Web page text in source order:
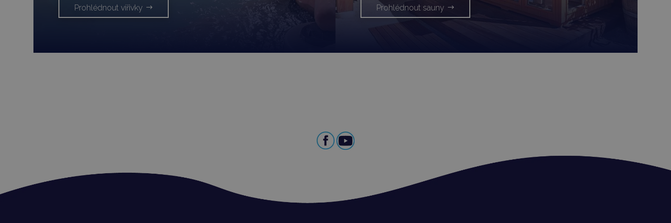
Prohlédnout vířivky Prohlédnout sauny